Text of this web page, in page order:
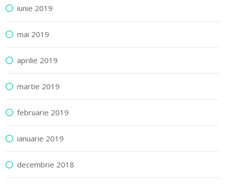
iunie 2019
mai 2019
aprilie 2019
martie 2019
februarie 2019
ianuarie 2019
decembrie 2018